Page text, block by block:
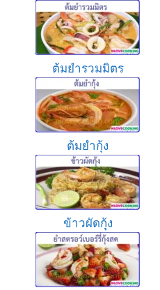
ต้มยำรวมมิตร
ต้มยำกุ้ง
ข้าวผัดกุุ้ง